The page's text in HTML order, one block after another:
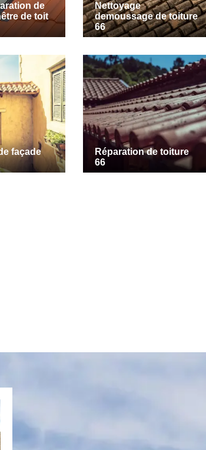
de
de toit
Nettoyage
demoussage de toiture
66
façade
Réparation de toiture
66